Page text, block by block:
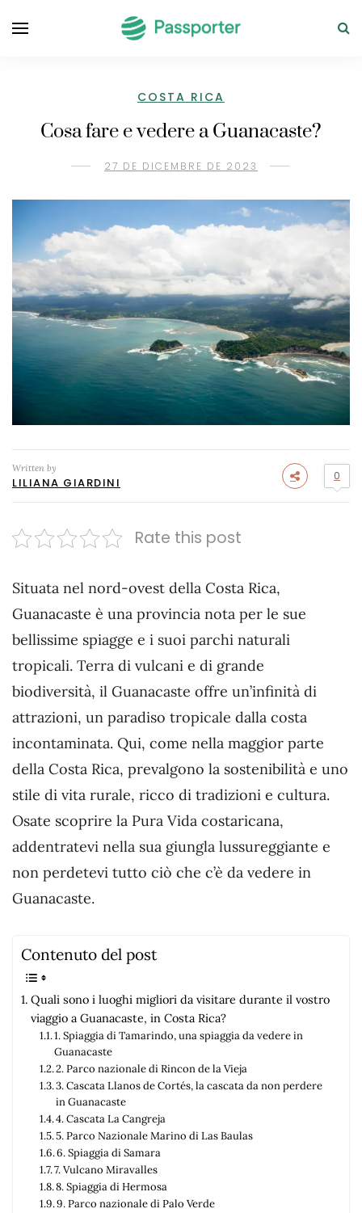
COSTA RICA
Cosa fare e vedere a Guanacaste?
27 DE DICEMBRE DE 2023
Written by
LILIANA GIARDINI 0
Rate this post
Situata nel nord-ovest della Costa Rica,
Guanacaste è una provincia nota per le sue
bellissime spiagge e i suoi parchi naturali
tropicali. Terra di vulcani e di grande
biodiversità, il Guanacaste offre un’infinità di
attrazioni, un paradiso tropicale dalla costa
incontaminata. Qui, come nella maggior parte
della Costa Rica, prevalgono la sostenibilità e uno
stile di vita rurale, ricco di tradizioni e cultura.
Osate scoprire la Pura Vida costaricana,
addentratevi nella sua giungla lussureggiante e
non perdetevi tutto ciò che c’è da vedere in
Guanacaste.
Contenuto del post
Quali sono i luoghi migliori da visitare durante il vostro
viaggio a Guanacaste, in Costa Rica?
1. Spiaggia di Tamarindo, una spiaggia da vedere in
Guanacaste
2. Parco nazionale di Rincon de la Vieja
3. Cascata Llanos de Cortés, la cascata da non perdere
in Guanacaste
4. Cascata La Cangreja
5. Parco Nazionale Marino di Las Baulas
6. Spiaggia di Samara
7. Vulcano Miravalles
8. Spiaggia di Hermosa
9. Parco nazionale di Palo Verde